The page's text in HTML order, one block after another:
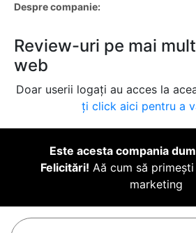
Despre companie:
Review-uri pe mai
web
Doar userii logați au acces la
ți click aici pentru a
Este acesta compania
Felicitări! Aă cum să
marketing